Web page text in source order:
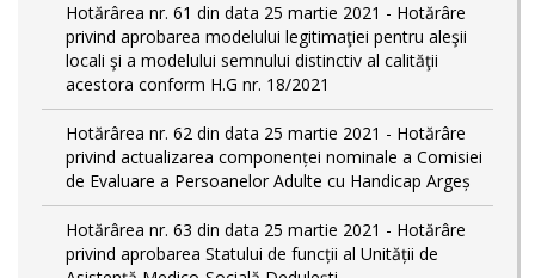
Hotărârea nr. 61 din data 25 martie 2021 - Hotărâre
privind aprobarea modelului legitimaţiei pentru aleşii
locali şi a modelului semnului distinctiv al calităţii
acestora conform H.G nr. 18/2021
Hotărârea nr. 62 din data 25 martie 2021 - Hotărâre
privind actualizarea componenței nominale a Comisiei
de Evaluare a Persoanelor Adulte cu Handicap Argeș
Hotărârea nr. 63 din data 25 martie 2021 - Hotărâre
privind aprobarea Statului de funcții al Unității de